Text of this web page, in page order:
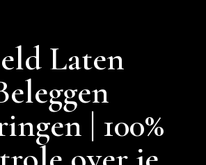
Laten
| 100%